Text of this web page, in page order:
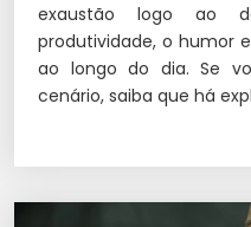
exaustão logo ao
produtividade, o humor
ao longo do dia. Se
cenário, saiba que há